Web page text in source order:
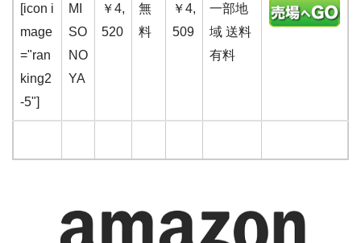
[icon i
mage
="ran
king2
-5"]
MI
SO
NO
YA
￥4,
520
無
料
￥4,
509
一部地
域 送料
有料